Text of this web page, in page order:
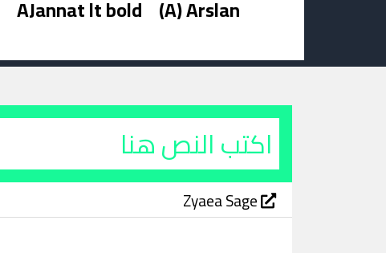
AJannat lt bold (A) Arslan
Zyaea Sage